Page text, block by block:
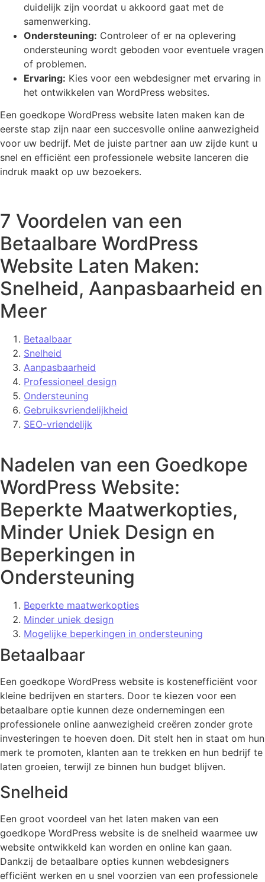
duidelijk zijn voordat u akkoord gaat met de
samenwerking.
Ondersteuning: Controleer of er na oplevering
ondersteuning wordt geboden voor eventuele vragen
of problemen.
Ervaring: Kies voor een webdesigner met ervaring in
het ontwikkelen van WordPress websites.
Een goedkope WordPress website laten maken kan de
eerste stap zijn naar een succesvolle online aanwezigheid
voor uw bedrijf. Met de juiste partner aan uw zijde kunt u
snel en efficiënt een professionele website lanceren die
indruk maakt op uw bezoekers.
7 Voordelen van een
Betaalbare WordPress
Website Laten Maken:
Snelheid, Aanpasbaarheid en
Meer
Betaalbaar
Snelheid
Aanpasbaarheid
Professioneel design
Ondersteuning
Gebruiksvriendelijkheid
SEO-vriendelijk
Nadelen van een Goedkope
WordPress Website:
Beperkte Maatwerkopties,
Minder Uniek Design en
Beperkingen in
Ondersteuning
Beperkte maatwerkopties
Minder uniek design
Mogelijke beperkingen in ondersteuning
Betaalbaar
Een goedkope WordPress website is kostenefficiënt voor
kleine bedrijven en starters. Door te kiezen voor een
betaalbare optie kunnen deze ondernemingen een
professionele online aanwezigheid creëren zonder grote
investeringen te hoeven doen. Dit stelt hen in staat om hun
merk te promoten, klanten aan te trekken en hun bedrijf te
laten groeien, terwijl ze binnen hun budget blijven.
Snelheid
Een groot voordeel van het laten maken van een
goedkope WordPress website is de snelheid waarmee uw
website ontwikkeld kan worden en online kan gaan.
Dankzij de betaalbare opties kunnen webdesigners
efficiënt werken en u snel voorzien van een professionele